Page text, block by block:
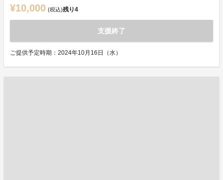
¥10,000 (税込)残り4
支援終了
ご提供予定時期：2024年10月16日（水）